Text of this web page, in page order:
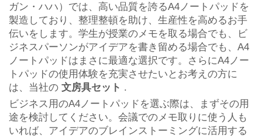
リソース
Kontakuto Us
ガン・ハハ）では、高い品質を誇るA4ノートパッドを
製造しており、整理整頓を助け、生産性を高めるお手
伝いをします。学生が授業のメモを取る場合でも、ビ
ジネスパーソンがアイデアを書き留める場合でも、A4
ノートパッドはまさに最適な選択です。さらにA4ノー
トパッドの使用体験を充実させたいとお考えの方に
は、当社の 文房具セット .
ビジネス用のA4ノートパッドを選ぶ際は、まずその用
途を検討してください。会議でのメモ取りに使う人も
いれば、アイデアのブレインストーミングに活用する